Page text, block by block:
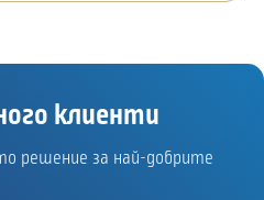
клиенти
решение за най-добрите